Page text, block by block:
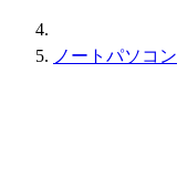
ノートパソコン